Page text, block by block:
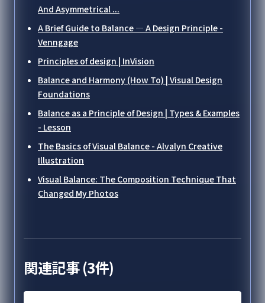
And Asymmetrical ...
A Brief Guide to Balance — A Design Principle -
Venngage
Principles of design | InVision
Balance and Harmony (How To) | Visual Design
Foundations
Balance as a Principle of Design | Types & Examples
- Lesson
The Basics of Visual Balance - Alvalyn Creative
Illustration
Visual Balance: The Composition Technique That
Changed My Photos
関連記事 (3件)